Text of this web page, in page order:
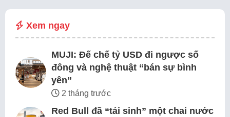
Xem ngay
MUJI: Đế chế tỷ USD đi ngược số
đông và nghệ thuật “bán sự bình
yên”
2 tháng trước
Red Bull đã “tái sinh” một chai nước